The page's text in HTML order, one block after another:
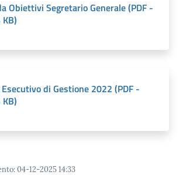
Obiettivi Segretario Generale(PDF -
)
Esecutivo di Gestione 2022 (PDF -
)
:04-12-2025 14:33